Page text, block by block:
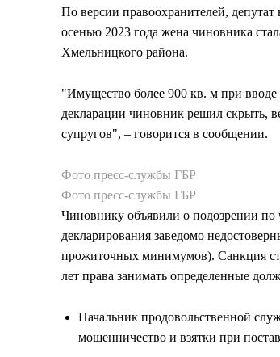
По версии правоохранителей,
осенью 2023 года жена чиновника
Хмельницкого района.
"Имущество более 900 кв. м при
декларации чиновник решил скрыть,
супругов", – говорится в сообщении.
Фото пресс-службы ГБР
Фото пресс-службы ГБР
Чиновнику объявили о подозрении по
декларирования заведомо
прожиточных минимумов). Санкция
лет права занимать определенные
Начальник продовольственной
мошенничество и взятки при